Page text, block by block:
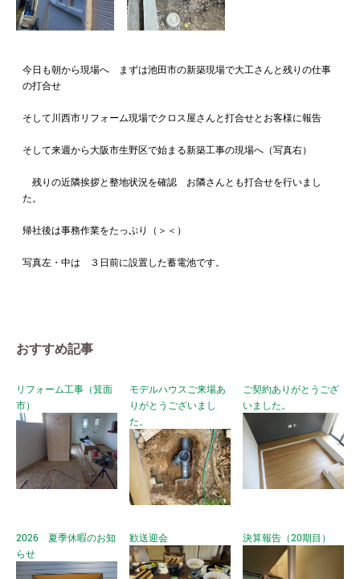
今日も朝から現場へ まずは池田市の新築現場で大工さんと残りの仕事
の打合せ
そして川西市リフォーム現場でクロス屋さんと打合せとお客様に報告
そして来週から大阪市生野区で始まる新築工事の現場へ（写真右）
残りの近隣挨拶と整地状況を確認 お隣さんとも打合せを行いまし
た。
帰社後は事務作業をたっぷり（＞＜）
写真左・中は ３日前に設置した蓄電池です。
おすすめ記事
リフォーム工事（箕面
市）
モデルハウスご来場あ
りがとうございまし
た。
ご契約ありがとうござ
いました。
2026 夏季休暇のお知
らせ
歓送迎会 決算報告（20期目）